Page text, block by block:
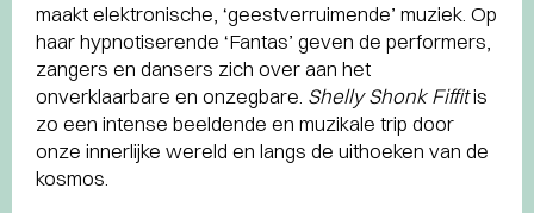
maakt elektronische, ‘geestverruimende’ muziek. Op
haar hypnotiserende ‘Fantas’ geven de performers,
zangers en dansers zich over aan het
onverklaarbare en onzegbare. Shelly Shonk Fiffitis
zo een intense beeldende en muzikale trip door
onze innerlijke wereld en langs de uithoeken van de
kosmos.